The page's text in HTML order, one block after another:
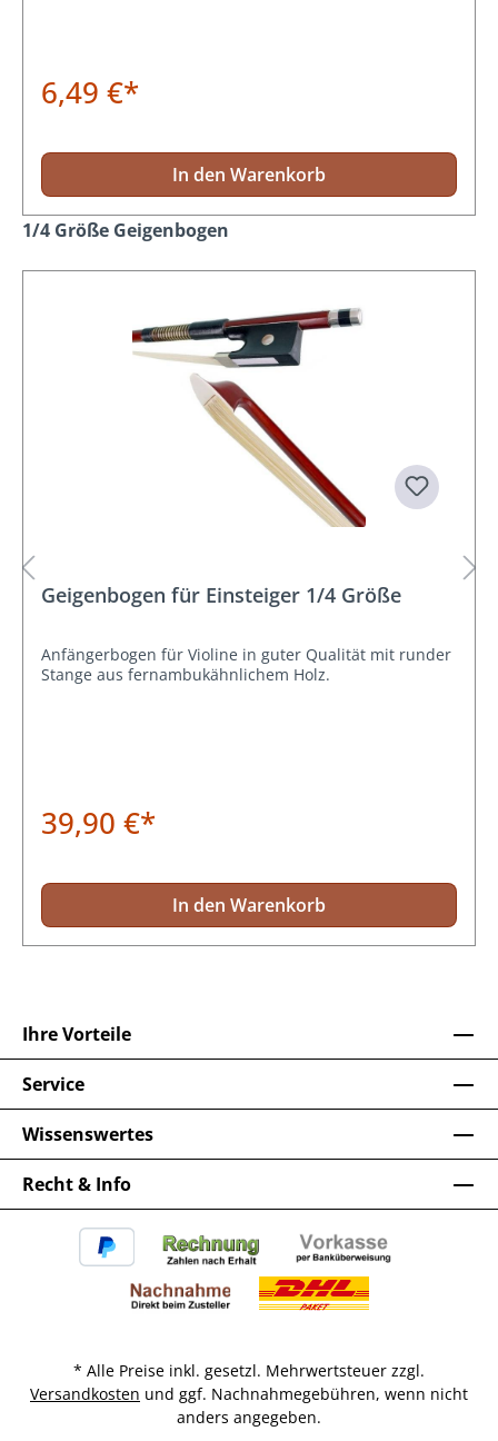
6,49 €*
In den Warenkorb
Produktgalerie überspringen
1/4 Größe Geigenbogen
Geigenbogen für Einsteiger 1/4 Größe
Anfängerbogen für Violine in guter Qualität mit runder
Stange aus fernambukähnlichem Holz.
39,90 €*
In den Warenkorb
Recht & Info
Ihre Vorteile
Service
Wissenswertes
* Alle Preise inkl. gesetzl. Mehrwertsteuer zzgl.
Versandkosten und ggf. Nachnahmegebühren, wenn nicht
anders angegeben.